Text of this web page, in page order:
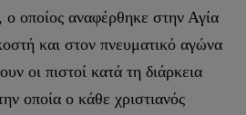
οποίος αναφέρθηκε στην Αγία
και στον πνευματικό αγώνα
οι πιστοί κατά τη διάρκεια
οποία ο κάθε χριστιανός